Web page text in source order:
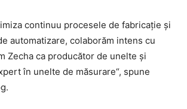
continuu procesele de fabricație și
automatizare, colaborăm intens cu
Zecha ca producător de unelte și
în unelte de măsurare“, spune